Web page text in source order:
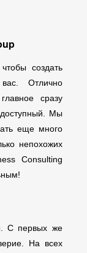
создать
Отлично
сразу
доступный. Мы
еще много
непохожих
Consulting
С первых же
На всех